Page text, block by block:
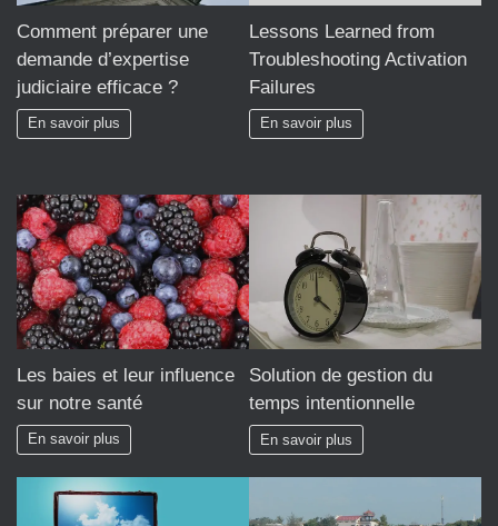
Comment préparer une
demande d’expertise
judiciaire efficace ?
En savoir plus
Lessons Learned from
Troubleshooting Activation
Failures
En savoir plus
Les baies et leur influence
sur notre santé
En savoir plus
Solution de gestion du
temps intentionnelle
En savoir plus